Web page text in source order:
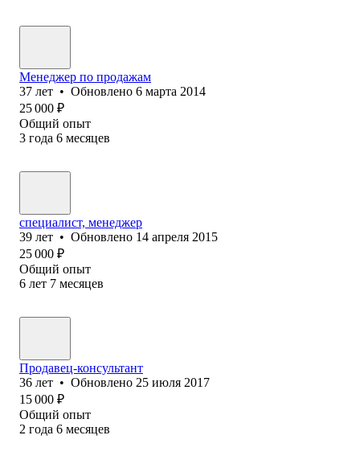
Менеджер по продажам
37 лет • Обновлено 6 марта 2014
25 000 ₽
Общий опыт
3 года 6 месяцев
специалист, менеджер
39 лет • Обновлено 14 апреля 2015
25 000 ₽
Общий опыт
6 лет 7 месяцев
Продавец-консультант
36 лет • Обновлено 25 июля 2017
15 000 ₽
Общий опыт
2 года 6 месяцев